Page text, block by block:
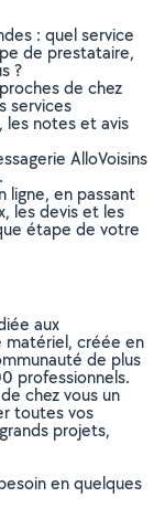
: quel service
de prestataire,
?
de chez
services
les notes et avis
AlloVoisins
ligne, en passant
les devis et les
étape de votre
aux
matériel, créée en
de plus
professionnels.
chez vous un
toutes vos
projets,
en quelques